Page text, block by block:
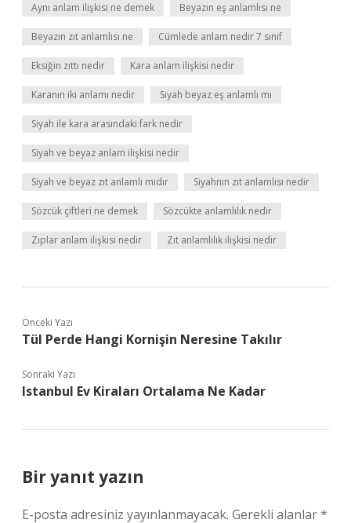
Aynı anlam ilişkisi ne demek Beyazın eş anlamlısı ne
Beyazın zıt anlamlısı ne Cümlede anlam nedir 7 sınıf
Eksiğin zıttı nedir Kara anlam ilişkisi nedir
Karanın iki anlamı nedir Siyah beyaz eş anlamlı mı
Siyah ile kara arasındaki fark nedir
Siyah ve beyaz anlam ilişkisi nedir
Siyah ve beyaz zıt anlamlı mıdır Siyahnın zıt anlamlısı nedir
Sözcük çiftleri ne demek Sözcükte anlamlılık nedir
Zıplar anlam ilişkisi nedir Zıt anlamlılık ilişkisi nedir
Önceki Yazı
Tül Perde Hangi Kornişin Neresine Takılır
Sonraki Yazı
Istanbul Ev Kiraları Ortalama Ne Kadar
Bir yanıt yazın
E-posta adresiniz yayınlanmayacak. Gerekli alanlar*